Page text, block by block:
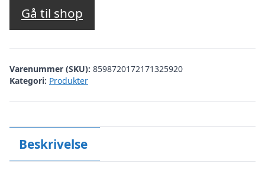
Gå til shop
Varenummer (SKU): 8598720172171325920
Kategori: Produkter
Beskrivelse